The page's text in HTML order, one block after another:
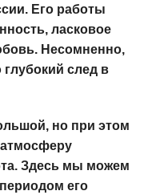
Его работы
ласковое
Несомненно,
след в
но при этом
Здесь мы можем
его